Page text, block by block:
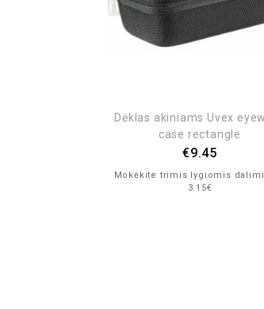
Dėklas akiniams Uvex
case rectangle
€9.45
Mokėkite trimis lygiomis
3.15€